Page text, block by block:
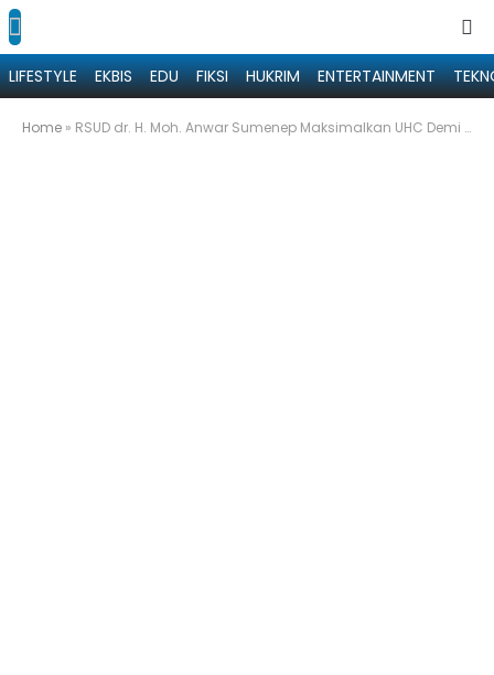
LIFESTYLE EKBIS EDU FIKSI HUKRIM ENTERTAINMENT
Home » RSUD dr. H. Moh. Anwar Sumenep Maksimalkan UHC Demi Layanan Berkualitas